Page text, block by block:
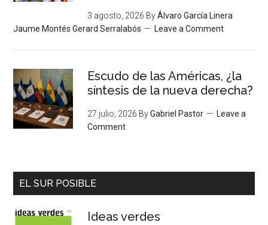
3 agosto, 2026 ByÁlvaro García Linera
Jaume Montés Gerard Serralabós
Leave a Comment
Escudo de las Américas, ¿la
síntesis de la nueva derecha?
27 julio, 2026 ByGabriel Pastor
Leave a
Comment
EL SUR POSIBLE
Ideas verdes